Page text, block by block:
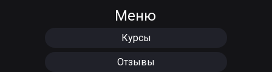
Меню
Отзывы
Курсы